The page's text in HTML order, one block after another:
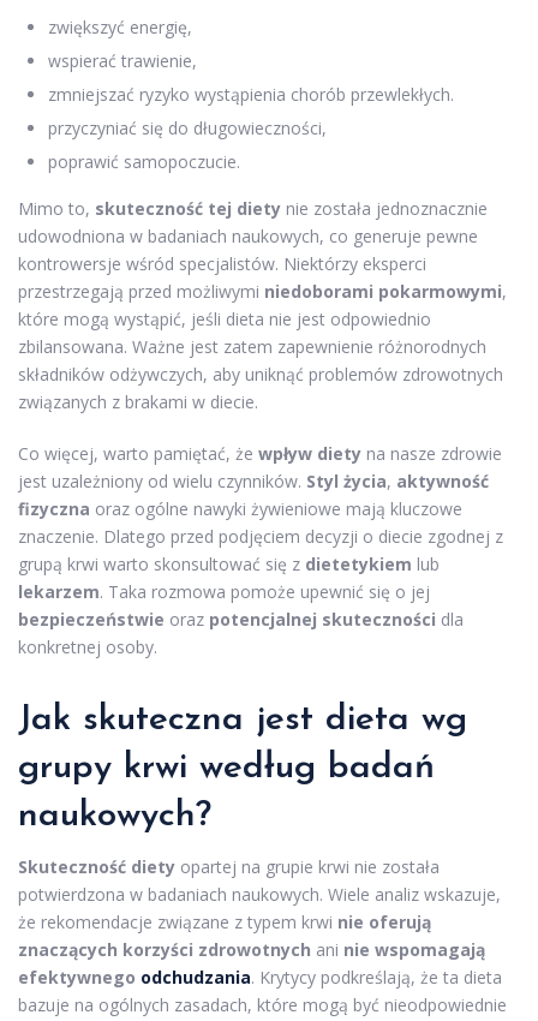
zwiększyć energię,
wspierać trawienie,
zmniejszać ryzyko wystąpienia chorób przewlekłych.
przyczyniać się do długowieczności,
poprawić samopoczucie.
Mimo to, skuteczność tej diety nie została jednoznacznie
udowodniona w badaniach naukowych, co generuje pewne
kontrowersje wśród specjalistów. Niektórzy eksperci
przestrzegają przed możliwymi niedoborami pokarmowymi,
które mogą wystąpić, jeśli dieta nie jest odpowiednio
zbilansowana. Ważne jest zatem zapewnienie różnorodnych
składników odżywczych, aby uniknąć problemów zdrowotnych
związanych z brakami w diecie.
Co więcej, warto pamiętać, że wpływ diety na nasze zdrowie
jest uzależniony od wielu czynników. Styl życia, aktywność
fizyczna oraz ogólne nawyki żywieniowe mają kluczowe
znaczenie. Dlatego przed podjęciem decyzji o diecie zgodnej z
grupą krwi warto skonsultować się z dietetykiem lub
lekarzem. Taka rozmowa pomoże upewnić się o jej
bezpieczeństwie oraz potencjalnej skuteczności dla
konkretnej osoby.
Jak skuteczna jest dieta wg
grupy krwi według badań
naukowych?
Skuteczność diety opartej na grupie krwi nie została
potwierdzona w badaniach naukowych. Wiele analiz wskazuje,
że rekomendacje związane z typem krwi nie oferują
znaczących korzyści zdrowotnych ani nie wspomagają
efektywnego odchudzania. Krytycy podkreślają, że ta dieta
bazuje na ogólnych zasadach, które mogą być nieodpowiednie